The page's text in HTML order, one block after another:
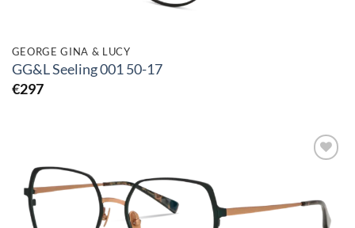
GEORGE GINA & LUCY
GG&L Seeling 001 50-17
€297